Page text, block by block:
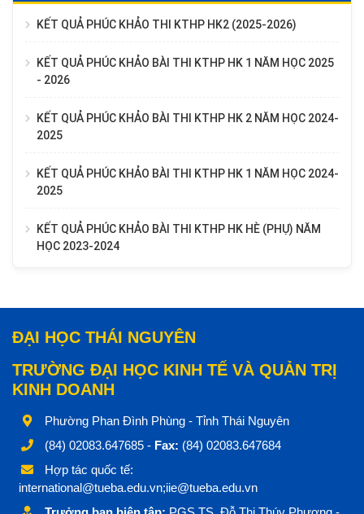
KẾT QUẢ PHÚC KHẢO THI KTHP HK2 (2025-2026)
KẾT QUẢ PHÚC KHẢO BÀI THI KTHP HK 1 NĂM HỌC 2025
- 2026
KẾT QUẢ PHÚC KHẢO BÀI THI KTHP HK 2 NĂM HỌC 2024-
2025
KẾT QUẢ PHÚC KHẢO BÀI THI KTHP HK 1 NĂM HỌC 2024-
2025
KẾT QUẢ PHÚC KHẢO BÀI THI KTHP HK HÈ (PHỤ) NĂM
HỌC 2023-2024
ĐẠI HỌC THÁI NGUYÊN
TRƯỜNG ĐẠI HỌC KINH TẾ VÀ QUẢN TRỊ
KINH DOANH
Phường Phan Đình Phùng - Tỉnh Thái Nguyên
(84) 02083.647685 - Fax: (84) 02083.647684
Hợp tác quốc tế:
international@tueba.edu.vn;iie@tueba.edu.vn